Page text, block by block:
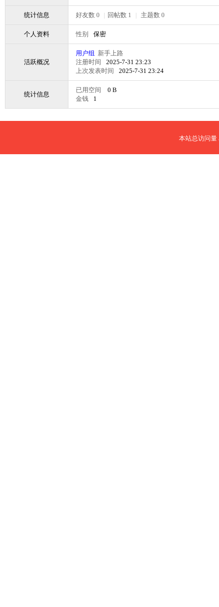
统计信息 好友数 0 | 回帖数 1 | 主题数 0
个人资料 性别 保密
活跃概况
用户组 新手上路
注册时间
2025-7-31 23:23
上次发表时间
2025-7-31 23:24
统计信息
已用空间
0 B
金钱
1
本站总访问量